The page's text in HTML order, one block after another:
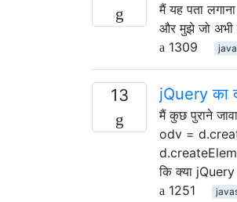
मैं यह पता
और मुझे जो अभी
1309
13 jQuery का
मैं कुछ पुराने
odv =
कि क्या
1251